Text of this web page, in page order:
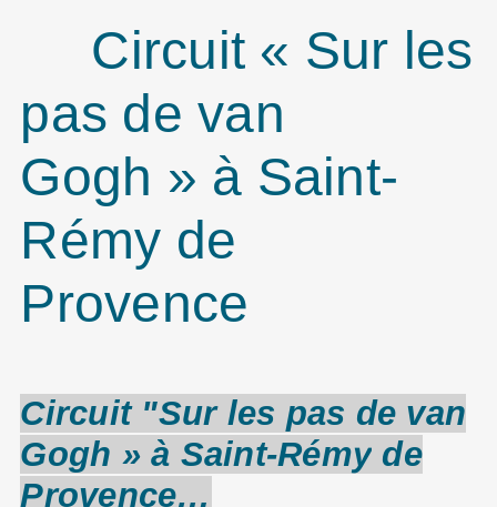
Circuit « Sur les
pas de van
Gogh » à Saint-
Rémy de
Provence
Circuit "Sur les pas de van
Gogh » à Saint-Rémy de
Provence…